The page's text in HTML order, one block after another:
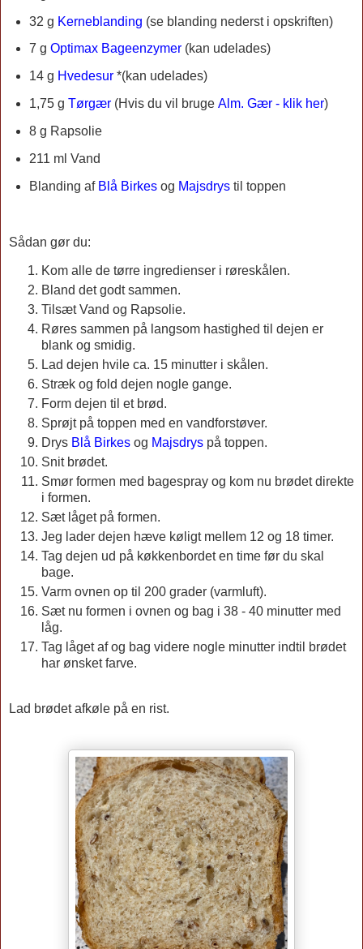
32 g Kerneblanding (se blanding nederst i opskriften)
7 g Optimax Bageenzymer(kan udelades)
14 g Hvedesur*(kan udelades)
1,75 g Tørgær(Hvis du vil bruge Alm. Gær - klik her)
8 g Rapsolie
211 ml Vand
Blanding af Blå Birkesog Majsdrystil toppen
Sådan gør du:
Kom alle de tørre ingredienser i røreskålen.
Bland det godt sammen.
Tilsæt Vand og Rapsolie.
Røres sammen på langsom hastighed til dejen er
blank og smidig.
Lad dejen hvile ca. 15 minutter i skålen.
Stræk og fold dejen nogle gange.
Form dejen til et brød.
Sprøjt på toppen med en vandforstøver.
Drys Blå Birkes og Majsdrys på toppen.
Snit brødet.
Smør formen med bagespray og kom nu brødet direkte
i formen.
Sæt låget på formen.
Jeg lader dejen hæve køligt mellem 12 og 18 timer.
Tag dejen ud på køkkenbordet en time før du skal
bage.
Varm ovnen op til 200 grader (varmluft).
Sæt nu formen i ovnen og bag i 38 - 40 minutter med
låg.
Tag låget af og bag videre nogle minutter indtil brødet
har ønsket farve.
Lad brødet afkøle på en rist.